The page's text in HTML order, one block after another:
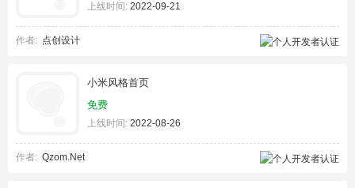
上线时间: 2022-09-21
作者: 点创设计
小米风格首页
免费
上线时间: 2022-08-26
作者: Qzom.Net